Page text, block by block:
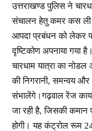
उत्तराखण्ड पुलिस ने
संचालन हेतु कमर कस ली
आपदा प्रबंधन को लेकर
दृष्टिकोण अपनाया गया
चारधाम यात्रा का नोडल
की निगरानी, समन्वय और
संभालेंगे।गढ़वाल रेंज
जा रही है, जिसकी कमान
होगी। यह कंट्रोल रूम